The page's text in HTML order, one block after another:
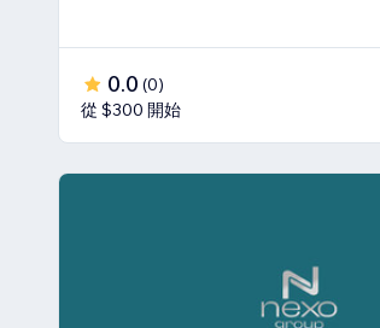
0.0 (0)
從 $300 開始